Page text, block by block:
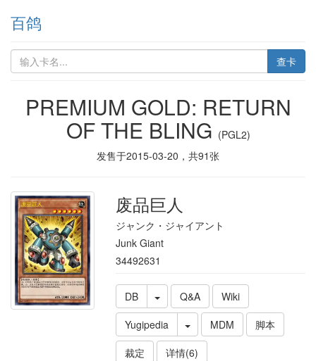
百鸽
查卡
PREMIUM GOLD: RETURN
OF THE BLING (PGL2)
发售于2015-03-20 ，共91张
废品巨人
ジャンク・ジャイアント
Junk Giant
34492631
DB Q&A
Wiki
Yugipedia
MDM
脚本
裁定
详情(6)